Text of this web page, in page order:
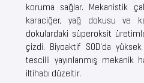
koruma sağlar. Mekanistik
karaciğer, yağ dokusu ve
dokulardaki süperoksit
çizdi. Biyoaktif SOD'da
tescilli yayınlanmış mekanik
iltihabı düzeltir.